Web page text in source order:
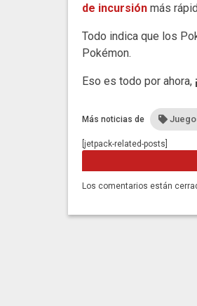
de incursión más
Todo indica que los
Pokémon.
Eso es todo por ahora,
Más noticias de
[jetpack-related-posts]
Los comentarios están